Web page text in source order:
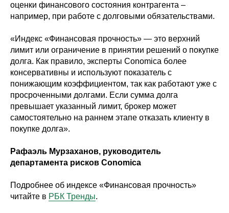
оценки финансового состояния контрагента –
например, при работе с долговыми обязательствами.
«Индекс «Финансовая прочность» — это верхний
лимит или ограничение в принятии решений о покупке
долга. Как правило, эксперты Conomica более
консервативны и используют показатель с
понижающим коэффициентом, так как работают уже с
просроченными долгами. Если сумма долга
превышает указанный лимит, брокер может
самостоятельно на раннем этапе отказать клиенту в
покупке долга».
Рафаэль Мурзаханов, руководитель
департамента рисков Conomica
Подробнее об индексе «Финансовая прочность»
читайте в РБК Тренды.